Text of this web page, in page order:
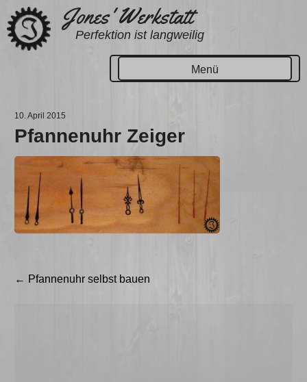
Zum
Inhalt
springen
Jones' Werkstatt
Perfektion ist langweilig
Menü
10. April 2015
Pfannenuhr Zeiger
Beitragsnavigation
← Pfannenuhr selbst bauen